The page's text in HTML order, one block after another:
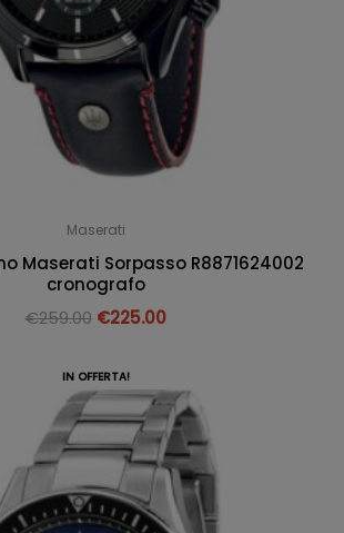
Maserati
Maserati Sorpasso R8871624002
cronografo
€259.00 €225.00
IN OFFERTA!